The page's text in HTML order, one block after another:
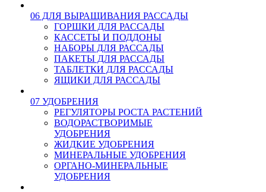
06 ДЛЯ ВЫРАЩИВАНИЯ РАССАДЫ
ГОРШКИ ДЛЯ РАССАДЫ
КАССЕТЫ И ПОДДОНЫ
НАБОРЫ ДЛЯ РАССАДЫ
ПАКЕТЫ ДЛЯ РАССАДЫ
ТАБЛЕТКИ ДЛЯ РАССАДЫ
ЯЩИКИ ДЛЯ РАССАДЫ
07 УДОБРЕНИЯ
РЕГУЛЯТОРЫ РОСТА РАСТЕНИЙ
ВОДОРАСТВОРИМЫЕ
УДОБРЕНИЯ
ЖИДКИЕ УДОБРЕНИЯ
МИНЕРАЛЬНЫЕ УДОБРЕНИЯ
ОРГАНО-МИНЕРАЛЬНЫЕ
УДОБРЕНИЯ